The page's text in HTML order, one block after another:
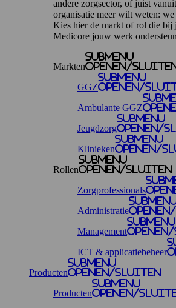
andere zorgsector, of juist
organisatie meer wilt weten:
Kies hier de markt of rol die bij
Medicore jouw werk
Markten
Submenu
openen/
GGZ
Submenu
openen/
Ambulante GGZ
Jeugdzorg
Submenu
openen/
Klinieken
Submenu
openen/
Rollen
Submenu
openen/sluiten
Zorgprofessionals
Administratie
Management
Submenu
ICT & applicatiebeheer
Producten
Submenu
openen/sluiten
Producten
Submenu
openen/